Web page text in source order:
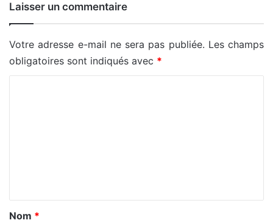
Laisser un commentaire
Votre adresse e-mail ne sera pas publiée. Les champs
obligatoires sont indiqués avec *
a
Nom *